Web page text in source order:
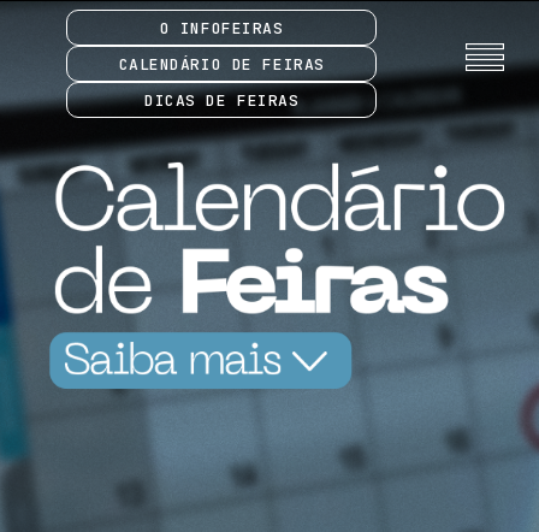
O INFOFEIRAS
CALENDÁRIO DE FEIRAS
DICAS DE FEIRAS